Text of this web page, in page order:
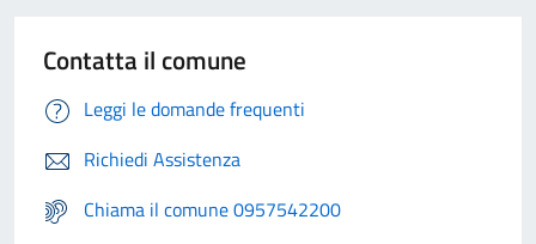
Contatta il comune
Leggi le domande frequenti
Richiedi Assistenza
Chiama il comune 0957542200